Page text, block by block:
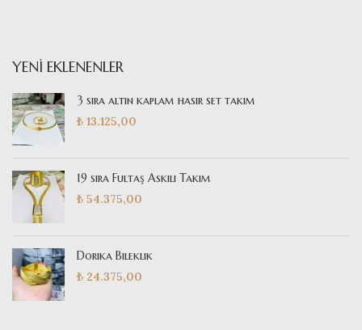
YENI EKLENENLER
3 sıra altın kaplam hasır set takım
₺ 13.125,00
19 sıra Fultaş Askılı Takım
₺ 54.375,00
Dorika Bileklik
₺ 24.375,00